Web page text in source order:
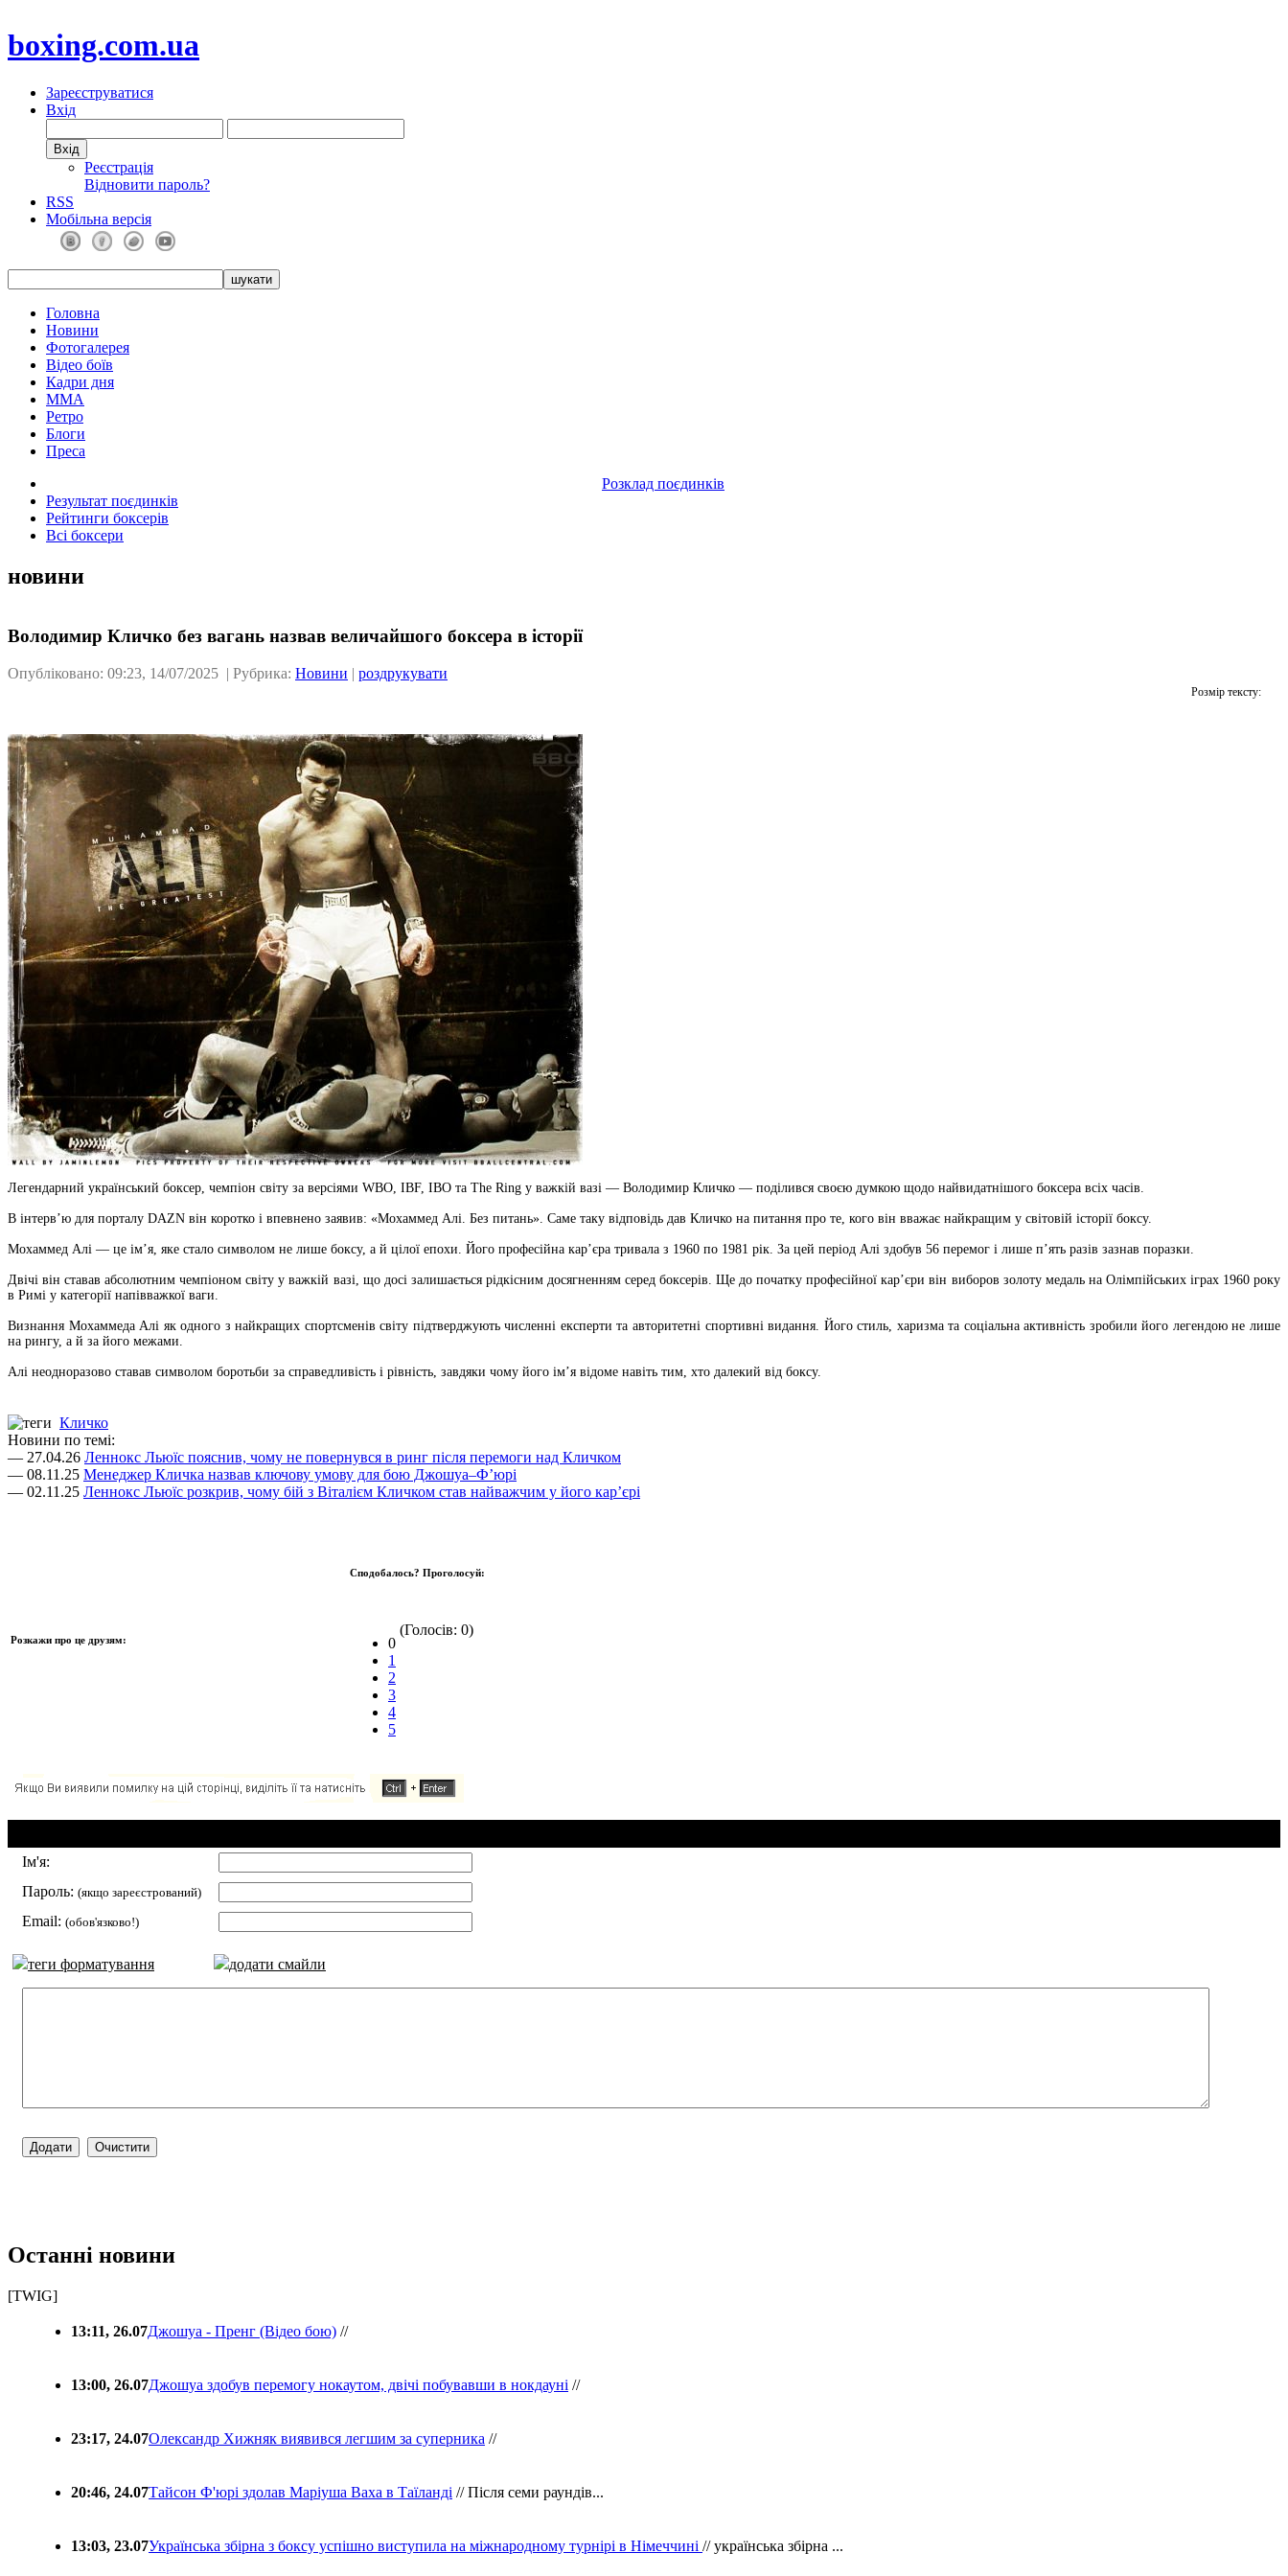
boxing.com.ua
Зареєструватися
Вхід
Реєстрація
Відновити пароль?
RSS
Мобільна версія
Головна
Новини
Фотогалерея
Відео боїв
Кадри дня
ММА
Ретро
Блоги
Преса
Розклад поєдинків
Результат поєдинків
Рейтинги боксерів
Всі боксери
новини
Володимир Кличко без вагань назвав величайшого боксера в історії
Опубліковано: 09:23, 14/07/2025 | Рубрика: Новини | роздрукувати
Розмір тексту:
Легендарний український боксер, чемпіон світу за версіями WBO, IBF, IBO та The Ring у важкій вазі — Володимир Кличко — поділився своєю думкою щодо найвидатнішого боксера всіх часів.
В інтерв’ю для порталу DAZN він коротко і впевнено заявив: «Мохаммед Алі. Без питань». Саме таку відповідь дав Кличко на питання про те, кого він вважає найкращим у світовій історії боксу.
Мохаммед Алі — це ім’я, яке стало символом не лише боксу, а й цілої епохи. Його професійна кар’єра тривала з 1960 по 1981 рік. За цей період Алі здобув 56 перемог і лише п’ять разів зазнав поразки.
Двічі він ставав абсолютним чемпіоном світу у важкій вазі, що досі залишається рідкісним досягненням серед боксерів. Ще до початку професійної кар’єри він виборов золоту медаль на Олімпійських іграх 1960 року
в Римі у категорії напівважкої ваги.
Визнання Мохаммеда Алі як одного з найкращих спортсменів світу підтверджують численні експерти та авторитетні спортивні видання. Його стиль, харизма та соціальна активність зробили його легендою не лише
на рингу, а й за його межами.
Алі неодноразово ставав символом боротьби за справедливість і рівність, завдяки чому його ім’я відоме навіть тим, хто далекий від боксу.
Кличко
Новини по темі:
— 27.04.26 Леннокс Льюїс пояснив, чому не повернувся в ринг після перемоги над Кличком
— 08.11.25 Менеджер Кличка назвав ключову умову для бою Джошуа–Ф’юрі
— 02.11.25 Леннокс Льюїс розкрив, чому бій з Віталієм Кличком став найважчим у його кар’єрі
Розкажи про це друзям:
Сподобалось? Проголосуй:
0
1
2
3
4
5
(Голосів: 0)
Ім'я:
Пароль: (якщо зареєстрований)
Email: (обов'язково!)
теги форматування додати смайли
Останні новини
[TWIG]
13:11, 26.07Джошуа - Пренг (Відео бою) //
13:00, 26.07Джошуа здобув перемогу нокаутом, двічі побувавши в нокдауні //
23:17, 24.07Олександр Хижняк виявився легшим за суперника //
20:46, 24.07Тайсон Ф'юрі здолав Маріуша Ваха в Таїланді // Після семи раундів...
13:03, 23.07Українська збірна з боксу успішно виступила на міжнародному турнірі в Німеччині // українська збірна ...